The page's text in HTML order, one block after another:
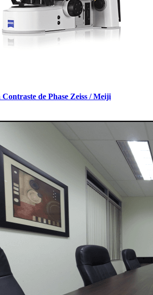
Contraste de Phase Zeiss / Meiji